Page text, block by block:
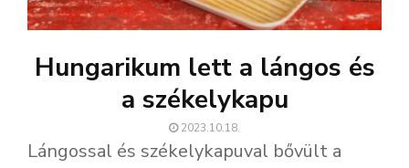
Hungarikum lett a lángos és
a székelykapu
2023.10.18.
Lángossal és székelykapuval bővült a